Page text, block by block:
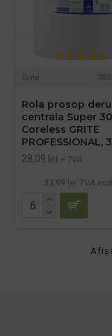
Grite
Rola prosop
centrala Super
Coreless GRITE
PROFESSIONAL,
28,09 lei + TVA
33,99 lei TVA